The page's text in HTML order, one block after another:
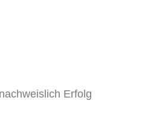
Erfolg